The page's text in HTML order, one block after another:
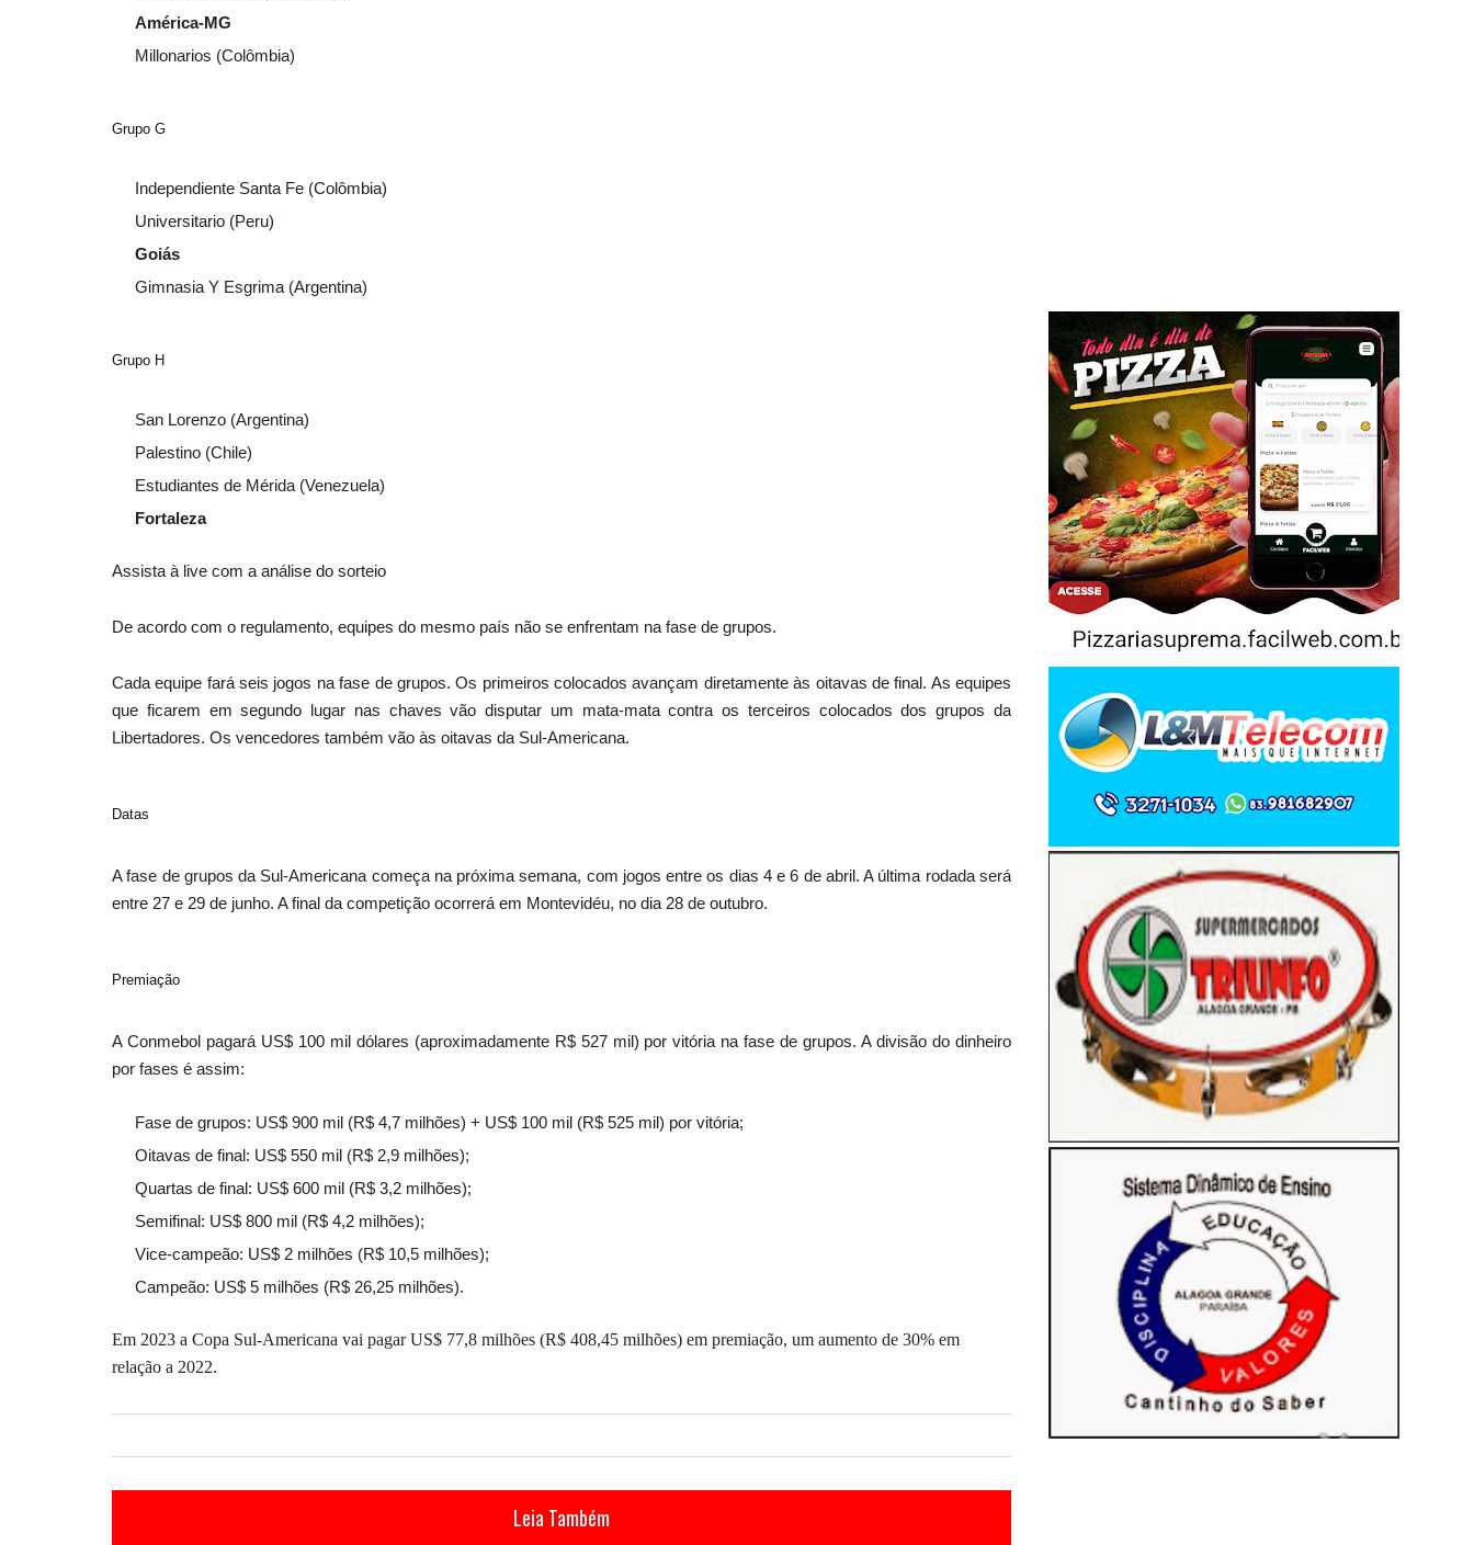
América-MG
Millonarios (Colômbia)
Grupo G
Independiente Santa Fe (Colômbia)
Universitario (Peru)
Goiás
Gimnasia Y Esgrima (Argentina)
Grupo H
San Lorenzo (Argentina)
Palestino (Chile)
Estudiantes de Mérida (Venezuela)
Fortaleza
Assista à live com a análise do sorteio
De acordo com o regulamento, equipes do mesmo país não se enfrentam na fase de grupos.
Cada equipe fará seis jogos na fase de grupos. Os primeiros colocados avançam diretamente às oitavas de final. As equipes
que ficarem em segundo lugar nas chaves vão disputar um mata-mata contra os terceiros colocados dos grupos da
Libertadores. Os vencedores também vão às oitavas da Sul-Americana.
Datas
A fase de grupos da Sul-Americana começa na próxima semana, com jogos entre os dias 4 e 6 de abril. A última rodada será
entre 27 e 29 de junho. A final da competição ocorrerá em Montevidéu, no dia 28 de outubro.
Premiação
A Conmebol pagará US$ 100 mil dólares (aproximadamente R$ 527 mil) por vitória na fase de grupos. A divisão do dinheiro
por fases é assim:
Fase de grupos: US$ 900 mil (R$ 4,7 milhões) + US$ 100 mil (R$ 525 mil) por vitória;
Oitavas de final: US$ 550 mil (R$ 2,9 milhões);
Quartas de final: US$ 600 mil (R$ 3,2 milhões);
Semifinal: US$ 800 mil (R$ 4,2 milhões);
Vice-campeão: US$ 2 milhões (R$ 10,5 milhões);
Campeão: US$ 5 milhões (R$ 26,25 milhões).
Em 2023 a Copa Sul-Americana vai pagar US$ 77,8 milhões (R$ 408,45 milhões) em premiação, um aumento de 30% em
relação a 2022.
Leia Também